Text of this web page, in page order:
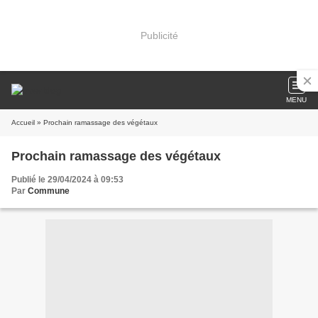
Publicité
MENU
Accueil » Prochain ramassage des végétaux
Prochain ramassage des végétaux
Publié le 29/04/2024 à 09:53
Par Commune